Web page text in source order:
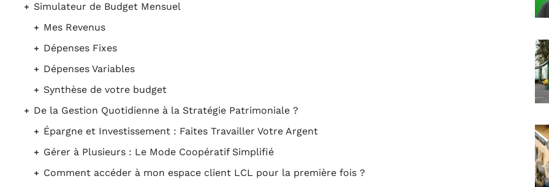
Simulateur de Budget Mensuel
Mes Revenus
Dépenses Fixes
Dépenses Variables
Synthèse de votre budget
De la Gestion Quotidienne à la Stratégie Patrimoniale ?
Épargne et Investissement : Faites Travailler Votre Argent
Gérer à Plusieurs : Le Mode Coopératif Simplifié
Comment accéder à mon espace client LCL pour la première fois ?